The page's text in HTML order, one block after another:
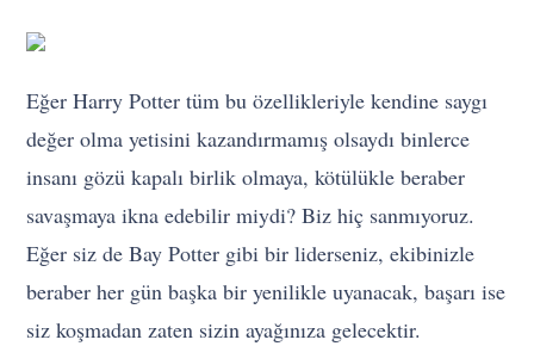
Eğer Harry Potter tüm bu özellikleriyle kendine saygı
değer olma yetisini kazandırmamış olsaydı binlerce
insanı gözü kapalı birlik olmaya, kötülükle beraber
savaşmaya ikna edebilir miydi? Biz hiç sanmıyoruz.
Eğer siz de Bay Potter gibi bir liderseniz, ekibinizle
beraber her gün başka bir yenilikle uyanacak, başarı ise
siz koşmadan zaten sizin ayağınıza gelecektir.